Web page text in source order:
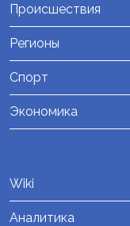
Происшествия
Регионы
Спорт
Экономика
Wiki
Аналитика